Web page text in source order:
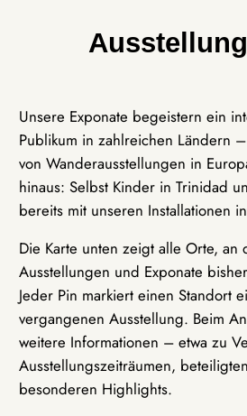
Unsere Exponate begeistern ein
Publikum in zahlreichen Ländern
von Wanderausstellungen in
hinaus: Selbst Kinder in Trinidad
bereits mit unseren Installationen
Die Karte unten zeigt alle Orte, an
Ausstellungen und Exponate
Jeder Pin markiert einen Standort
vergangenen Ausstellung. Beim
weitere Informationen – etwa zu
Ausstellungszeiträumen,
besonderen Highlights.